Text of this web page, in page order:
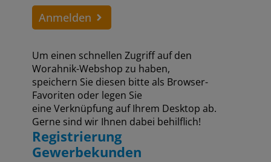
Anmelden
Um einen schnellen Zugriff auf den
Worahnik-Webshop zu haben,
speichern Sie diesen bitte als Browser-
Favoriten oder legen Sie
eine Verknüpfung auf Ihrem Desktop ab.
Gerne sind wir Ihnen dabei behilflich!
Registrierung
Gewerbekunden